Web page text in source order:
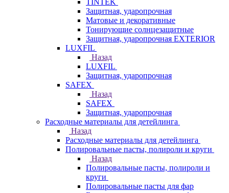
TINTEK
Защитная, ударопрочная
Матовые и декоративные
Тонирующие солнцезащитные
Защитная, ударопрочная EXTERIOR
LUXFIL
Назад
LUXFIL
Защитная, ударопрочная
SAFEX
Назад
SAFEX
Защитная, ударопрочная
Расходные материалы для детейлинга
Назад
Расходные материалы для детейлинга
Полировальные пасты, полироли и круги
Назад
Полировальные пасты, полироли и
круги
Полировальные пасты для фар